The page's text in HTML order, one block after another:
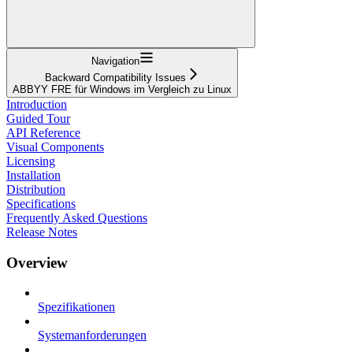
Navigation
Backward Compatibility Issues
ABBYY FRE für Windows im Vergleich zu Linux
Introduction
Guided Tour
API Reference
Visual Components
Licensing
Installation
Distribution
Specifications
Frequently Asked Questions
Release Notes
Overview
Spezifikationen
Systemanforderungen